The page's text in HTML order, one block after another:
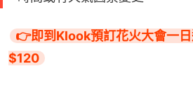
👉即到Klook預訂花火大會一
$120